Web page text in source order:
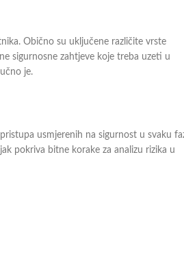
Obično su uključene različite vrste
sigurnosne zahtjeve koje treba uzeti u
je.
usmjerenih na sigurnost u svaku
pokriva bitne korake za analizu rizika u